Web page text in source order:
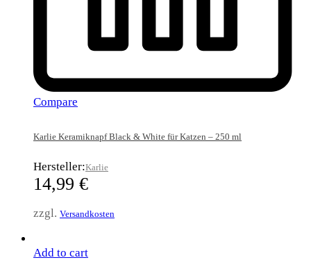
Compare
Karlie Keramiknapf Black & White für Katzen – 250 ml
Hersteller:Karlie
14,99 €
zzgl. Versandkosten
Add to cart